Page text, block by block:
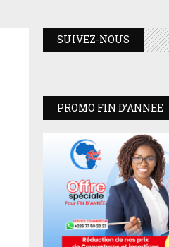
SUIVEZ-NOUS
PROMO FIN D’ANNEE